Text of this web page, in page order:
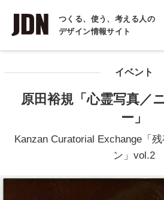
つくる、使う、考える人の
デザイン情報サイト
INTERVIEW
インタビュー
イベント
原田裕規「心霊写真／
ー」
Kanzan Curatorial Exchange「
ン」vol.2